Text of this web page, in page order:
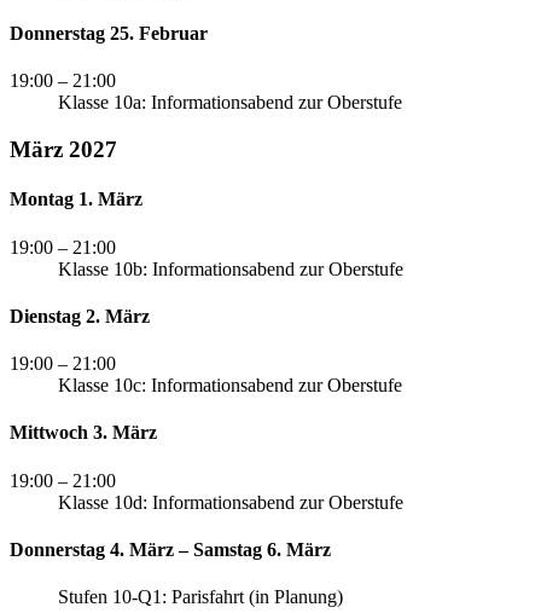
Donnerstag 25. Februar
19:00 – 21:00
Klasse 10a: Informationsabend zur Oberstufe
März 2027
Montag 1. März
19:00 – 21:00
Klasse 10b: Informationsabend zur Oberstufe
Dienstag 2. März
19:00 – 21:00
Klasse 10c: Informationsabend zur Oberstufe
Mittwoch 3. März
19:00 – 21:00
Klasse 10d: Informationsabend zur Oberstufe
Donnerstag 4. März – Samstag 6. März
Stufen 10-Q1: Parisfahrt (in Planung)